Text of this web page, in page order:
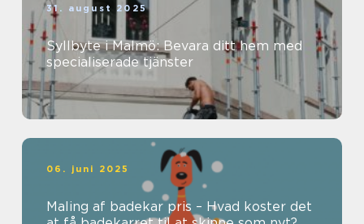
31. august 2025
Syllbyte i Malmö: Bevara ditt hem med
specialiserade tjänster
06. juni 2025
Maling af badekar pris – Hvad koster det